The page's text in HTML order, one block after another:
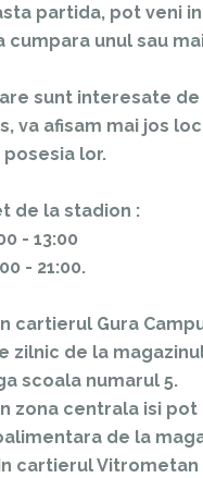
partida, pot veni
cumpara unul sau
sunt interesate
va afisam mai jos
lor.
de la stadion :
- 13:00
- 21:00.
cartierul Gura
zilnic de la
scoala numarul 5.
zona centrala isi
de la
cartierul